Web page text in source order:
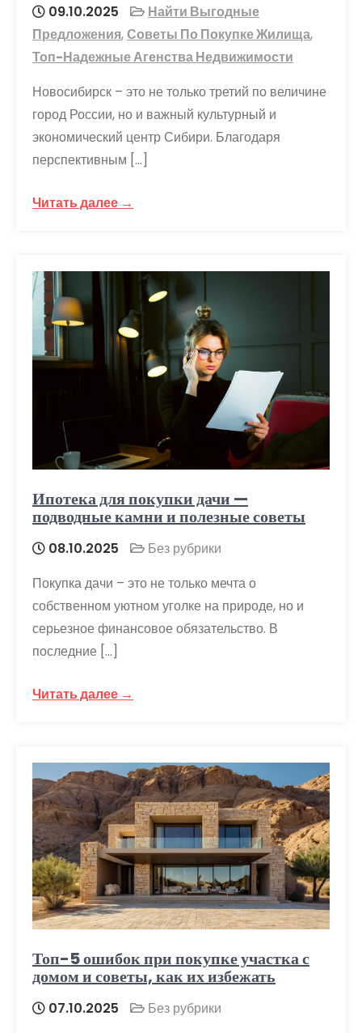
09.10.2025
Найти Выгодные
Предложения,Советы По Покупке Жилища,
Топ-Надежные Агенства Недвижимости
Новосибирск – это не только третий по величине
город России, но и важный культурный и
экономический центр Сибири. Благодаря
перспективным […]
Читать далее →
Ипотека для покупки дачи —
подводные камни и полезные советы
08.10.2025
Без рубрики
Покупка дачи – это не только мечта о
собственном уютном уголке на природе, но и
серьезное финансовое обязательство. В
последние […]
Читать далее →
Топ-5 ошибок при покупке участка с
домом и советы, как их избежать
07.10.2025
Без рубрики